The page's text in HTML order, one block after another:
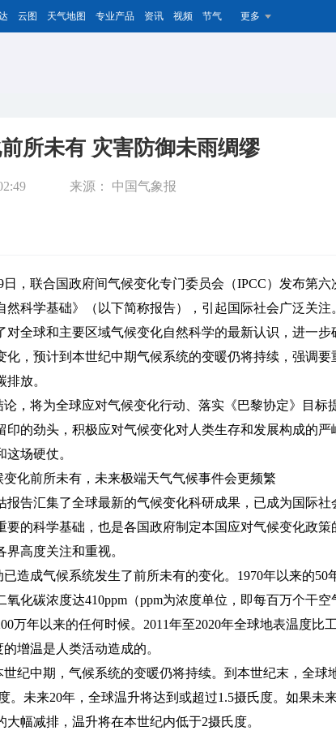
云图 天气地图 专业产品 资讯 视频 节气 更多
所未有 灾害防御未雨绸缪
来源： 中国气象报
日，联合国政府间气候变化专门委员会（IPCC）发布第
然科学基础》（以下简称报告），引起国际社会广泛关
对全球和主要区域气候变化自然科学的最新认识，进一
化，预计到本世纪中期气候系统的变暖仍将持续，强调
排放。
论，将为全球应对气候变化行动、落实《巴黎协定》目标
印的劲头，积极应对气候变化对人类生存和发展构成的
这场硬仗。
变化前所未有，未来极端天气气候事件会更频繁
报告汇集了全球最新的气候变化科研成果，已成为国际
要的科学基础，也是各国政府制定本国应对气候变化政
界高度关注和重视。
已造成气候系统发生了前所未有的变化。1970年以来的50
氧化碳浓度达410ppm（ppm为浓度单位，即每百万个干
万年以来的任何时候。2011年至2020年全球地表温度比
增温是人类活动造成的。
世纪中期，气候系统的变暖仍将持续。到本世纪末，全球
。未来20年，全球温升将达到或超过1.5摄氏度。如果未
大幅减排，温升将在本世纪内低于2摄氏度。